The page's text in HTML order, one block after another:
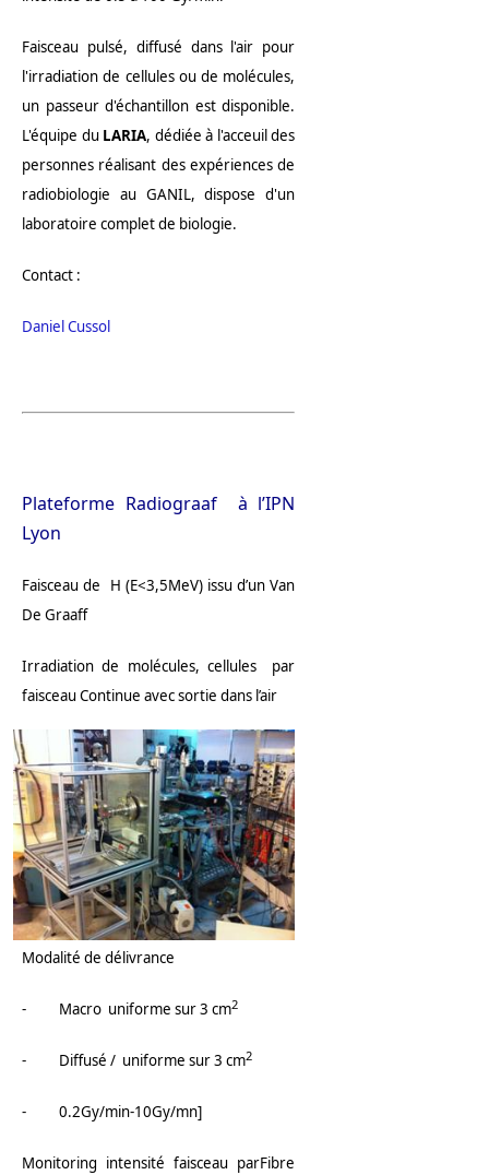
Faisceau pulsé, diffusé dans l'air pour
l'irradiation de cellules ou de molécules,
un passeur d'échantillon est disponible.
L'équipe du LARIA, dédiée à l'acceuil des
personnes réalisant des expériences de
radiobiologie au GANIL, dispose d'un
laboratoire complet de biologie.
Contact :
Daniel Cussol
Plateforme Radiograaf à l’IPN
Lyon
Faisceau de H (E<3,5MeV) issu d’un Van
De Graaff
Irradiation de molécules, cellules par
faisceau Continue avec sortie dans l’air
Modalité de délivrance
- Macro uniforme sur 3 cm2
- Diffusé / uniforme sur 3 cm2
- 0.2Gy/min-10Gy/mn]
Monitoring intensité faisceau parFibre